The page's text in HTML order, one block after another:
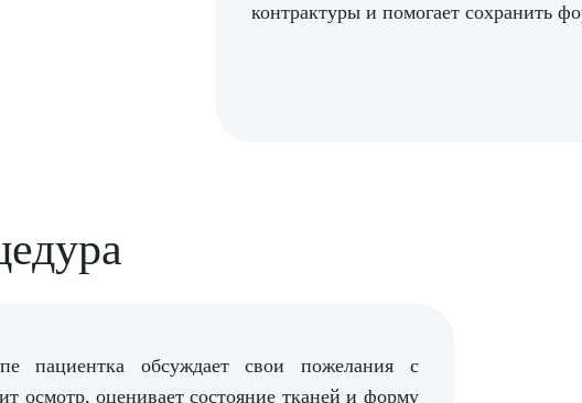
контрактуры и помогает сохранить
пациентка обсуждает свои пожелания с
осмотр, оценивает состояние тканей и форму